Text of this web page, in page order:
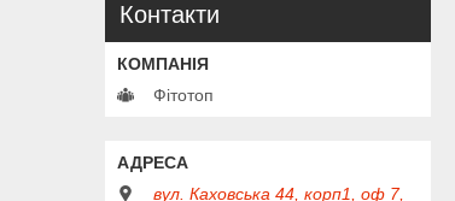
Контакти
Фітотоп
вул. Каховська 44, корп1, оф 7,